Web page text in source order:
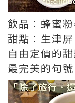
飲品：蜂蜜
甜點：生津
自由定價的
最完美的句號